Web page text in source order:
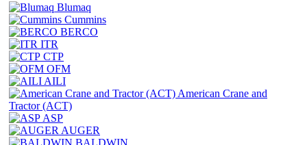
Blumaq
Cummins
BERCO
ITR
CTP
OFM
AILI
American Crane and
Tractor (ACT)
ASP
AUGER
BALDWIN